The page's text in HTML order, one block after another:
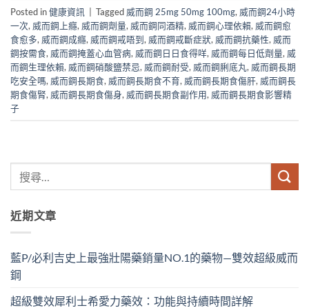
Posted in健康資訊 Tagged 威而鋼 25mg 50mg 100mg, 威而鋼24小時
一次, 威而鋼上癮, 威而鋼劑量, 威而鋼同酒精, 威而鋼心理依賴, 威而鋼愈
食愈多, 威而鋼成癮, 威而鋼戒唔到, 威而鋼戒斷症狀, 威而鋼抗藥性, 威而
鋼按需食, 威而鋼掩蓋心血管病, 威而鋼日日食得咩, 威而鋼每日低劑量, 威
而鋼生理依賴, 威而鋼硝酸鹽禁忌, 威而鋼耐受, 威而鋼脷底丸, 威而鋼長期
吃安全嗎, 威而鋼長期食, 威而鋼長期食不育, 威而鋼長期食傷肝, 威而鋼長
期食傷腎, 威而鋼長期食傷身, 威而鋼長期食副作用, 威而鋼長期食影響精
子
近期文章
藍P/必利吉史上最強壯陽藥銷量NO.1的藥物—雙效超級威而
鋼
超級雙效犀利士希愛力藥效：功能與持續時間詳解